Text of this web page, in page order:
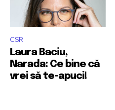
CSR
Laura Baciu,
Narada: Ce bine că
vrei să te-apuci!